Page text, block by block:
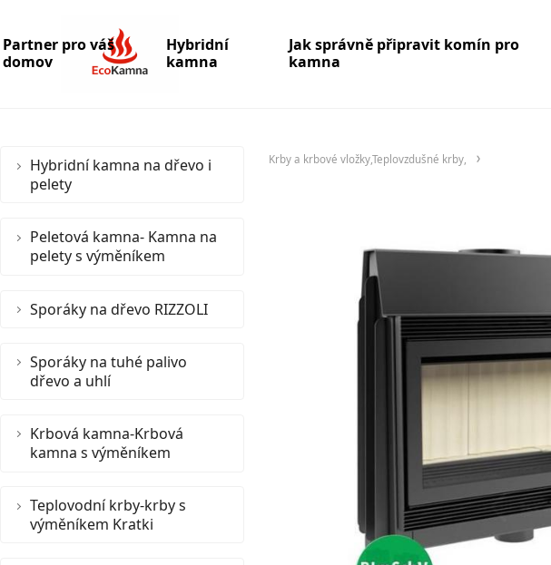
Partner pro váš
domov
Hybridní
kamna
Jak správně připravit komín pro
kamna
Hybridní kamna na dřevo i
pelety
Peletová kamna- Kamna na
pelety s výměníkem
Sporáky na dřevo RIZZOLI
Sporáky na tuhé palivo
dřevo a uhlí
Krbová kamna-Krbová
kamna s výměníkem
Teplovodní krby-krby s
výměníkem Kratki
Krby a krbové vložky,Teplovzdušné krby,